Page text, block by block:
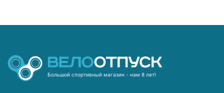
Большой спортивный магазин - нам 8 лет!